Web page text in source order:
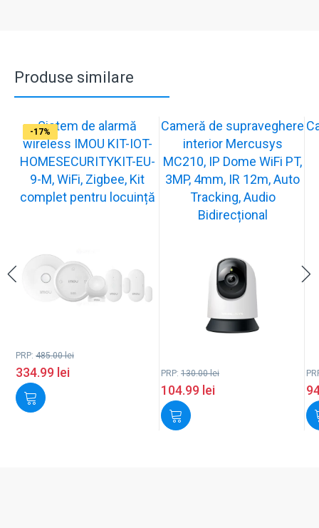
Produse similare
-31%
Sistem de alarmă
wireless IMOU KIT-IOT-
HOMESECURITYKIT-EU-
9-M, WiFi, Zigbee, Kit
complet pentru locuință
PRP: 485.00lei
334.99 lei
-19%
Cameră de supraveghere
interior Mercusys
MC210, IP Dome WiFi PT,
3MP, 4mm, IR 12m, Auto
Tracking, Audio
Bidirecțional
PRP: 130.00lei
104.99 lei
-21%
-13%
-15%
-20%
-12%
-13%
-16%
-17%